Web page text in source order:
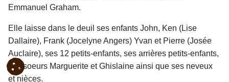
Emmanuel Graham.
Elle laisse dans le deuil ses enfants John, Ken (Lise
Dallaire), Frank (Jocelyne Angers) Yvan et Pierre (Josée
Auclaire), ses 12 petits-enfants, ses arrières petits-enfants,
ses soeurs Marguerite et Ghislaine ainsi que ses neveux
et nièces.